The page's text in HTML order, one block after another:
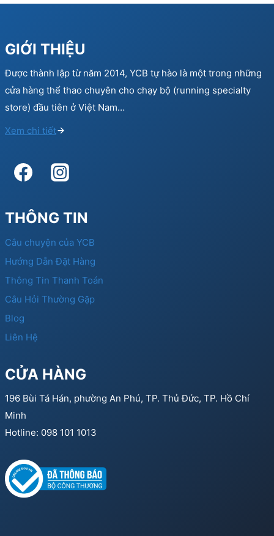
GIỚI THIỆU
Được thành lập từ năm 2014, YCB tự hào là một trong những
cửa hàng thể thao chuyên cho chạy bộ (running specialty
store) đầu tiên ở Việt Nam…
Xem chi tiết
THÔNG TIN
Câu chuyện của YCB
Hướng Dẫn Đặt Hàng
Thông Tin Thanh Toán
Câu Hỏi Thường Gặp
Blog
Liên Hệ
CỬA HÀNG
196 Bùi Tá Hán, phường An Phú, TP. Thủ Đức, TP. Hồ Chí
Minh
Hotline: 098 101 1013